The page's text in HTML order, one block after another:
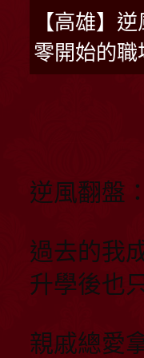
【高雄】
零開始的職
逆風翻盤
過去的我
升學後也
親戚總愛